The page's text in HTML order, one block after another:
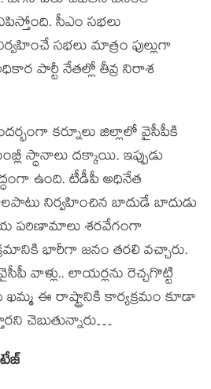
సీఎం సభలు
సభలు మాత్రం ఫుల్లుగా
పార్టీ నేతల్లో తీవ్ర నిరాశ
కర్నూలు జిల్లాలో వైసీపీకి
స్థానాలు దక్కాయి. ఇప్పుడు
ఉంది. టీడీపీ అధినేత
నిర్వహించిన బాదుడే బాదుడు
పరిణామాలు శరవేగంగా
భారీగా జనం తరలి వచ్చారు.
వాళ్లు.. లాయర్లను రెచ్చగొట్టి
ఈ రాష్ట్రానికి కార్యక్రమం కూడా
చెబుతున్నారు…